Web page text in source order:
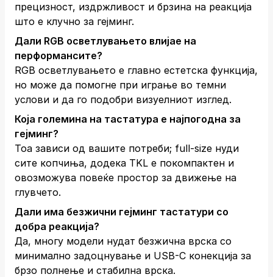
прецизност, издржливост и брзина на реакција
што е клучно за гејминг.
Дали RGB осветлувањето влијае на
перформансите?
RGB осветлувањето е главно естетска функција,
но може да помогне при играње во темни
услови и да го подобри визуелниот изглед.
Која големина на тастатура е најпогодна за
гејминг?
Тоа зависи од вашите потреби; full-size нуди
сите копчиња, додека TKL е покомпактен и
овозможува повеќе простор за движење на
глувчето.
Дали има безжични гејминг тастатури со
добра реакција?
Да, многу модели нудат безжична врска со
минимално задоцнување и USB-C конекција за
брзо полнење и стабилна врска.